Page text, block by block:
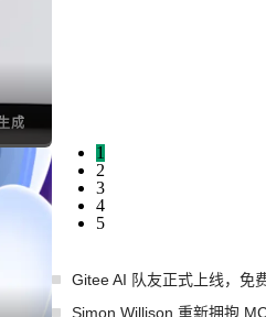
1
2
3
4
5
Gitee AI 队友正式上线，免
Simon Willison 重新拥抱